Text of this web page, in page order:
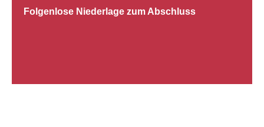
Folgenlose Niederlage zum Abschluss